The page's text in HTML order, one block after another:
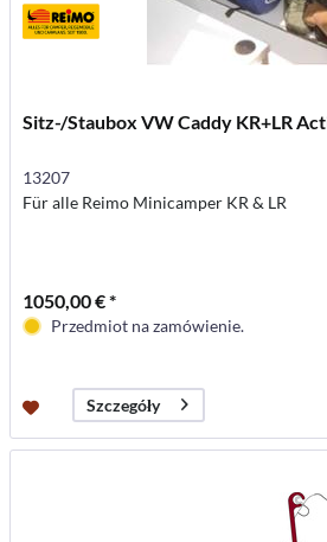
Sitz-/Staubox VW Caddy KR+LR
13207
Für alle Reimo Minicamper KR & LR
1050,00 € *
Przedmiot na zamówienie.
Szczegóły